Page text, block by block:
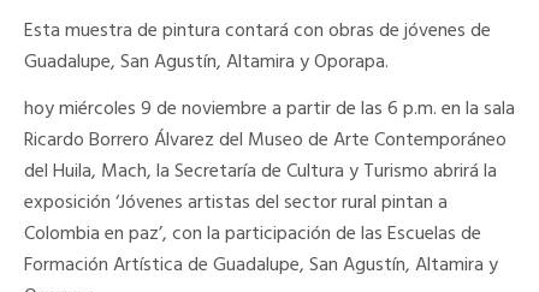
Esta muestra de pintura contará con obras de jóvenes de
Guadalupe, San Agustín, Altamira y Oporapa.
hoy miércoles 9 de noviembre a partir de las 6 p.m. en la sala
Ricardo Borrero Álvarez del Museo de Arte Contemporáneo
del Huila, Mach, la Secretaría de Cultura y Turismo abrirá la
exposición ‘Jóvenes artistas del sector rural pintan a
Colombia en paz’, con la participación de las Escuelas de
Formación Artística de Guadalupe, San Agustín, Altamira y